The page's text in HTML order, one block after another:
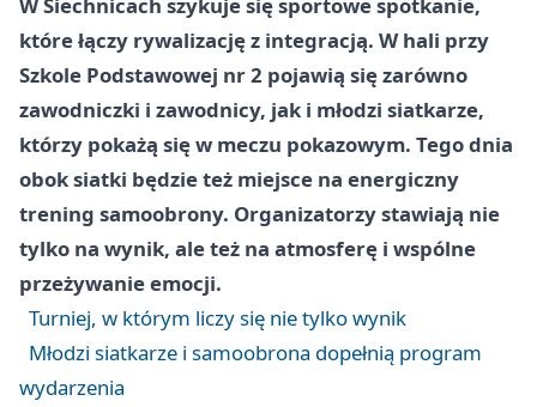
które łączy rywalizację z integracją. W hali przy
Szkole Podstawowej nr 2 pojawią się zarówno
zawodniczki i zawodnicy, jak i młodzi siatkarze,
którzy pokażą się w meczu pokazowym. Tego dnia
obok siatki będzie też miejsce na energiczny
trening samoobrony. Organizatorzy stawiają nie
tylko na wynik, ale też na atmosferę i wspólne
przeżywanie emocji.
Turniej, w którym liczy się nie tylko wynik
Młodzi siatkarze i samoobrona dopełnią program
wydarzenia